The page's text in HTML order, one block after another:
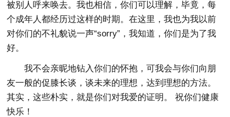
被别人呼来唤去。我也相信，你们可以理解，毕竟，每
个成年人都经历过这样的时期。在这里，我也为我以前
对你们的不礼貌说一声“sorry”，我知道，你们是为了我
好。
我不会亲昵地钻入你们的怀抱，可我会与你们向朋
友一般的促膝长谈，谈未来的理想，达到理想的方法。
其实，这些朴实，就是你们对我爱的证明。 祝你们健康
快乐！